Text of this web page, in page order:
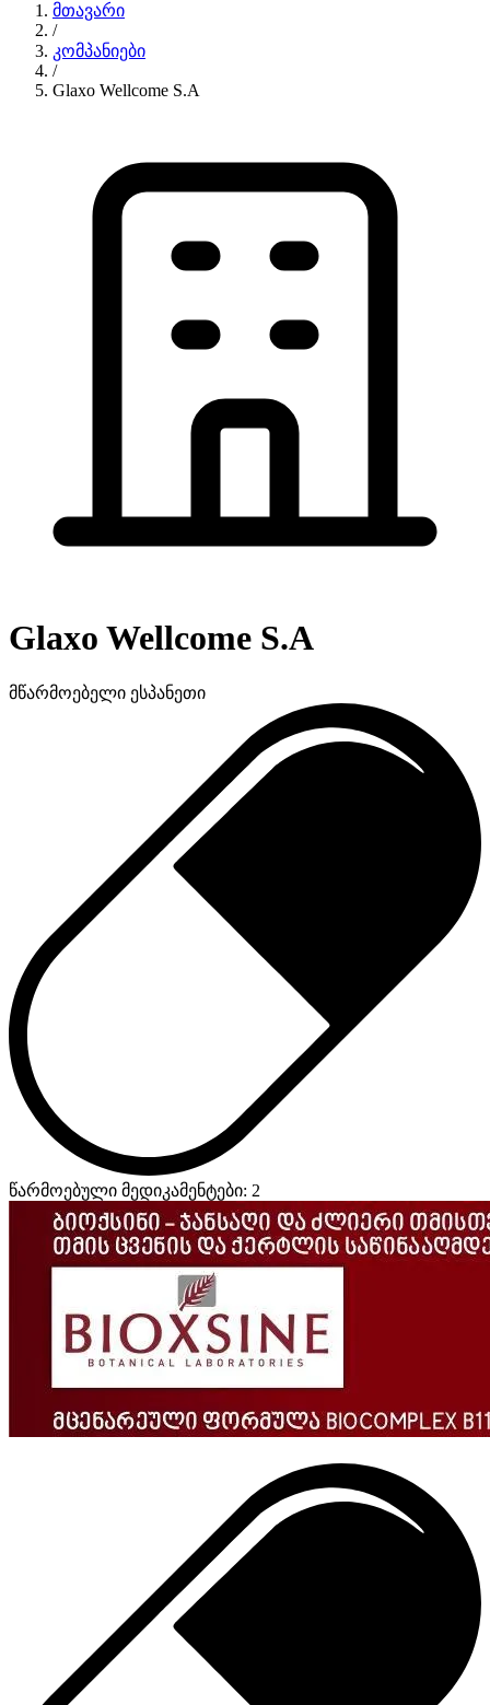
მთავარი
/
კომპანიები
/
Glaxo Wellcome S.A
Glaxo Wellcome S.A
მწარმოებელი ესპანეთი
წარმოებული მედიკამენტები: 2